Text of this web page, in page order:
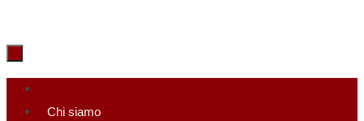
Salta
Chi siamo